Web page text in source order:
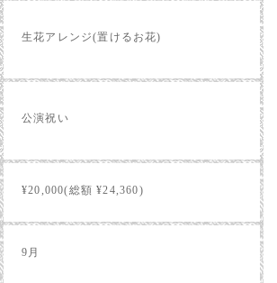
生花アレンジ(置けるお花)
公演祝い
¥20,000(総額 ¥24,360)
9月